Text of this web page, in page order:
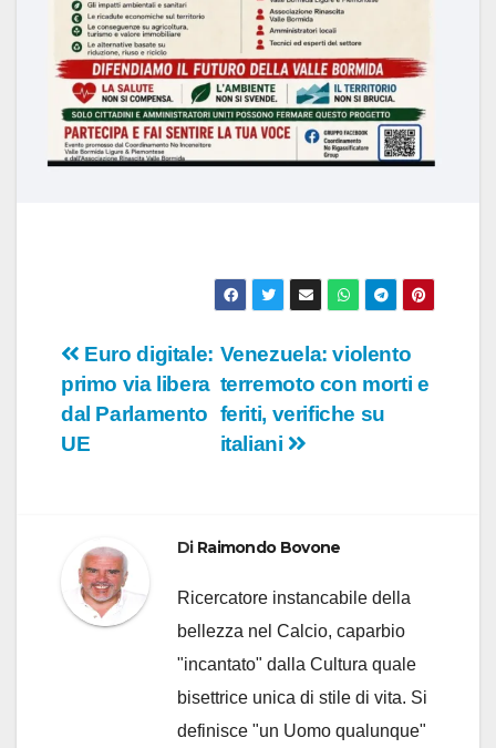
Navigazione
articoli
Venezuela: violento
terremoto con morti e
feriti, verifiche su
italiani
Euro digitale:
primo via libera
dal Parlamento
UE
Di Raimondo Bovone
Ricercatore instancabile della
bellezza nel Calcio, caparbio
"incantato" dalla Cultura quale
bisettrice unica di stile di vita. Si
definisce "un Uomo qualunque"